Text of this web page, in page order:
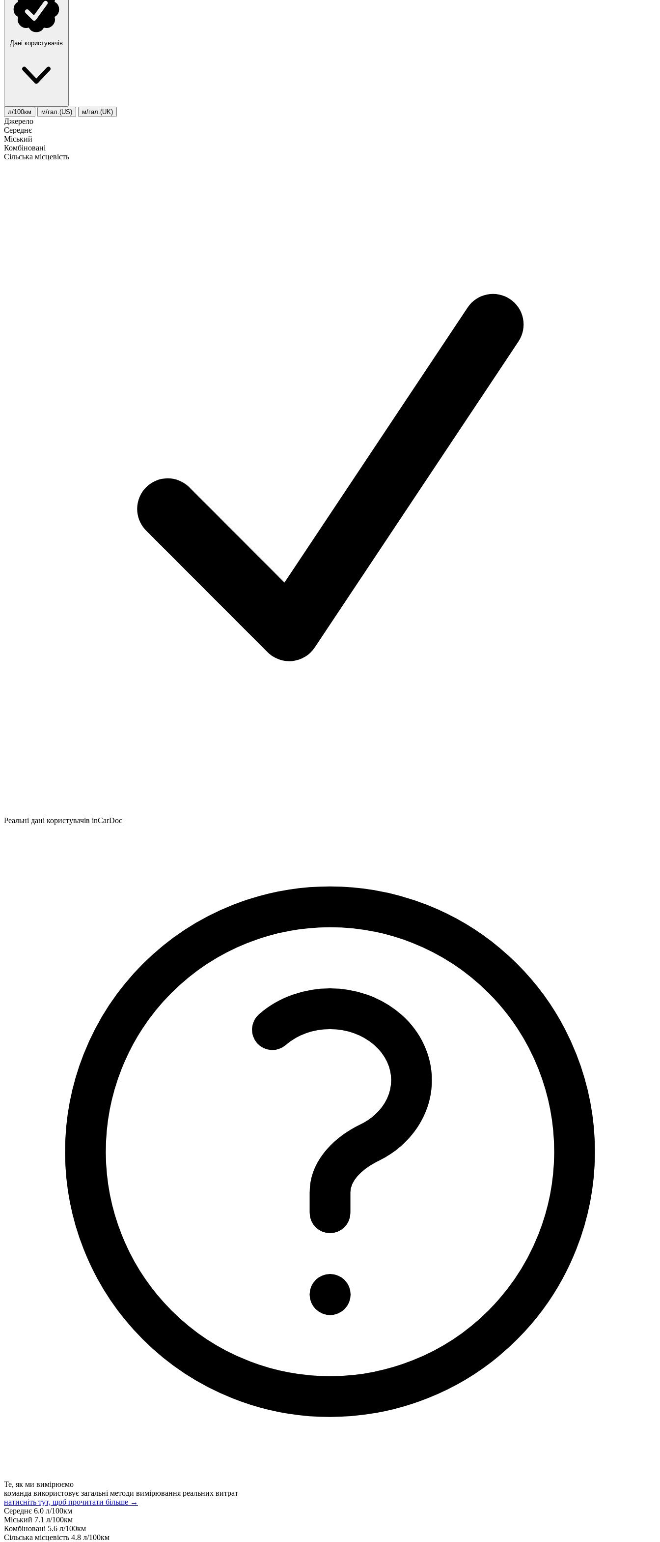
Дані користувачів
л/100км м/гал.(US) м/гал.(UK)
Джерело
Середнє
Міський
Комбіновані
Сільська місцевість
Реальні дані користувачів inCarDoc
Те, як ми вимірюємо
команда використовує загальні методи вимірювання реальних витрат
натисніть тут, щоб прочитати більше →
Середнє 6.0 л/100км
Міський 7.1 л/100км
Комбіновані 5.6 л/100км
Сільська місцевість 4.8 л/100км